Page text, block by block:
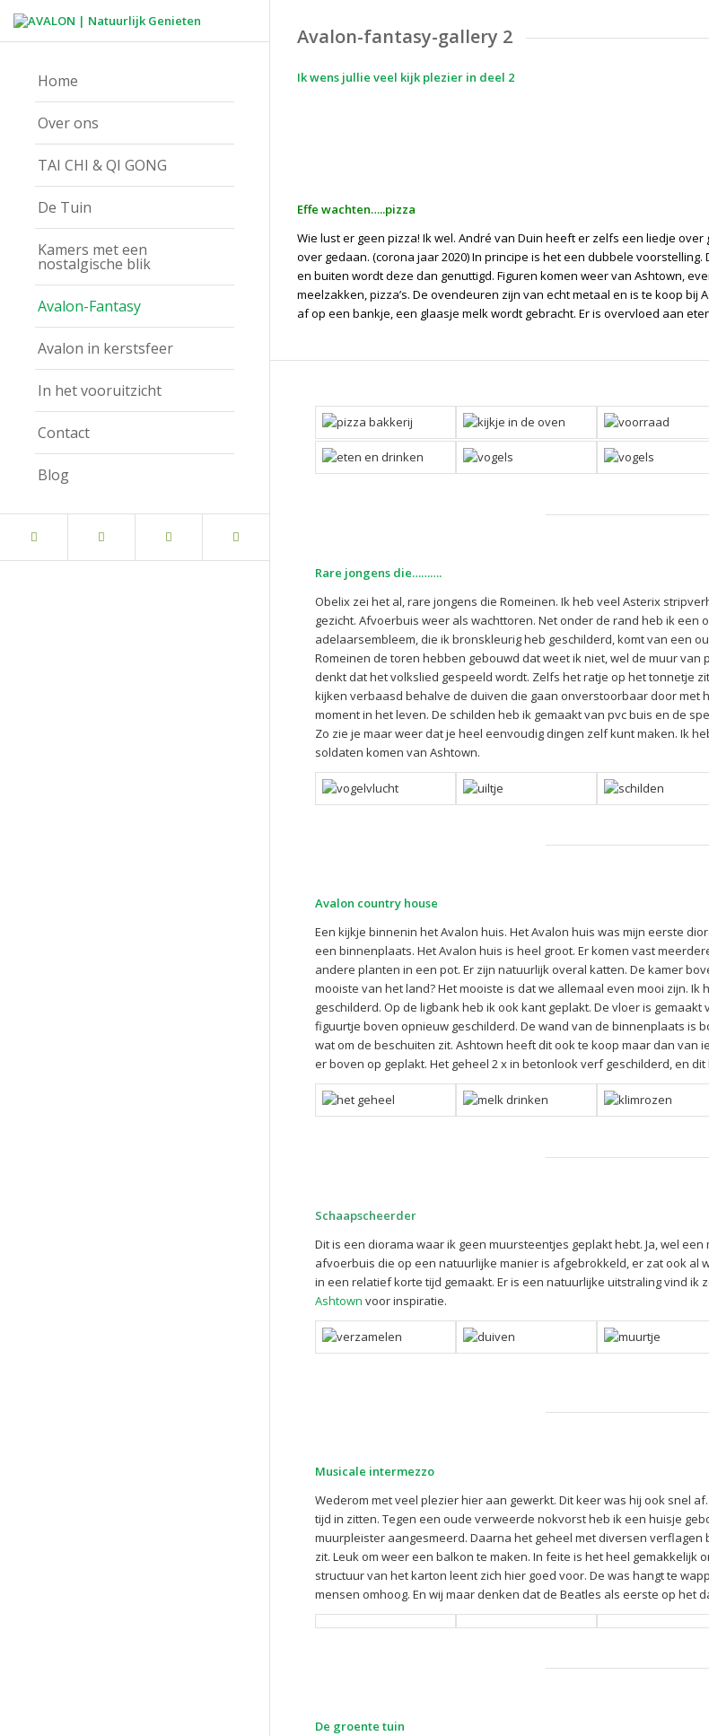
Home
Over ons
TAI CHI & QI GONG
De Tuin
Kamers met een
nostalgische blik
Avalon-Fantasy
Avalon in kerstsfeer
In het vooruitzicht
Contact
Blog
Avalon-fantasy-gallery 2
Ik wens jullie veel kijk plezier in deel 2
Effe wachten…..pizza
Wie lust er geen pizza! Ik wel. André van Duin heeft er zelfs een liedje
over gedaan. (corona jaar 2020) In principe is het een dubbele
en buiten wordt deze dan genuttigd. Figuren komen weer van Ashtown,
meelzakken, pizza’s. De ovendeuren zijn van echt metaal en is te koop
af op een bankje, een glaasje melk wordt gebracht. Er is overvloed aan
Rare jongens die……….
Obelix zei het al, rare jongens die Romeinen. Ik heb veel Asterix
gezicht. Afvoerbuis weer als wachttoren. Net onder de rand heb ik
adelaarsembleem, die ik bronskleurig heb geschilderd, komt van een
Romeinen de toren hebben gebouwd dat weet ik niet, wel de muur
denkt dat het volkslied gespeeld wordt. Zelfs het ratje op het tonnetje
kijken verbaasd behalve de duiven die gaan onverstoorbaar door met
moment in het leven. De schilden heb ik gemaakt van pvc buis en de
Zo zie je maar weer dat je heel eenvoudig dingen zelf kunt maken. Ik
soldaten komen van Ashtown.
Avalon country house
Een kijkje binnenin het Avalon huis. Het Avalon huis was mijn eerste
een binnenplaats. Het Avalon huis is heel groot. Er komen vast
andere planten in een pot. Er zijn natuurlijk overal katten. De kamer
mooiste van het land? Het mooiste is dat we allemaal even mooi zijn.
geschilderd. Op de ligbank heb ik ook kant geplakt. De vloer is
figuurtje boven opnieuw geschilderd. De wand van de binnenplaats is
wat om de beschuiten zit. Ashtown heeft dit ook te koop maar dan
er boven op geplakt. Het geheel 2 x in betonlook verf geschilderd, en
Schaapscheerder
Dit is een diorama waar ik geen muursteentjes geplakt hebt. Ja, wel
afvoerbuis die op een natuurlijke manier is afgebrokkeld, er zat ook al
in een relatief korte tijd gemaakt. Er is een natuurlijke uitstraling vind
Ashtown voor inspiratie.
Musicale intermezzo
Wederom met veel plezier hier aan gewerkt. Dit keer was hij ook snel
tijd in zitten. Tegen een oude verweerde nokvorst heb ik een huisje
muurpleister aangesmeerd. Daarna het geheel met diversen
zit. Leuk om weer een balkon te maken. In feite is het heel gemakkelijk
structuur van het karton leent zich hier goed voor. De was hangt te
mensen omhoog. En wij maar denken dat de Beatles als eerste op het
De groente tuin